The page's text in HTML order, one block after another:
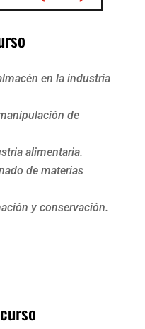
en la industria
de
alimentaria.
de materias
y conservación.